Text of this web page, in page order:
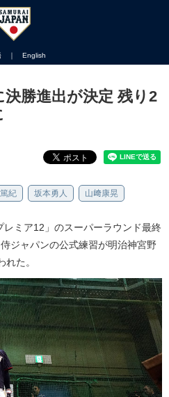
｜ English
勝進出が決定 残り2
紀 坂本勇人 山﨑康晃
ミア12」のスーパーラウンド最終
ジャパンの公式練習が明治神宮野
た。